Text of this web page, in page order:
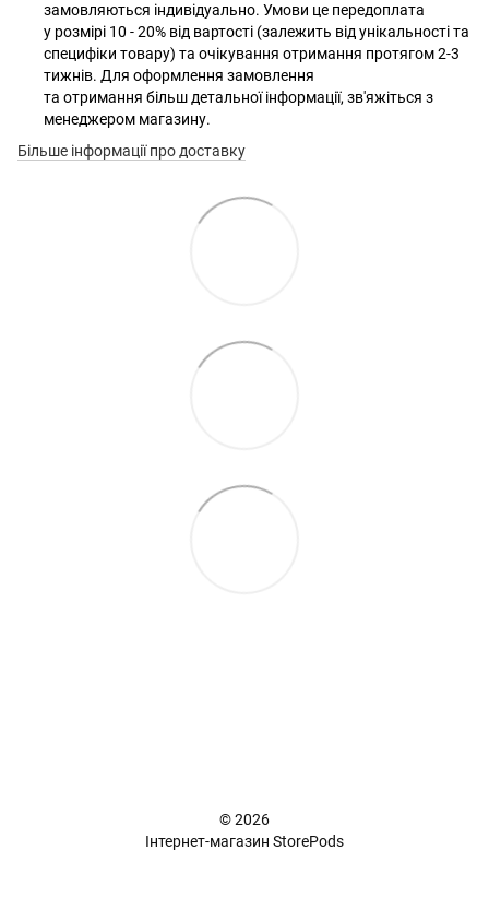
замовляються індивідуально. Умови це передоплата
у розмірі 10 - 20% від вартості (залежить від унікальності та
специфіки товару) та очікування отримання протягом 2-3
тижнів. Для оформлення замовлення
та отримання більш детальної інформації, зв'яжіться з
менеджером магазину.
Більше інформації про доставку
© 2026
Інтернет-магазин StorePods